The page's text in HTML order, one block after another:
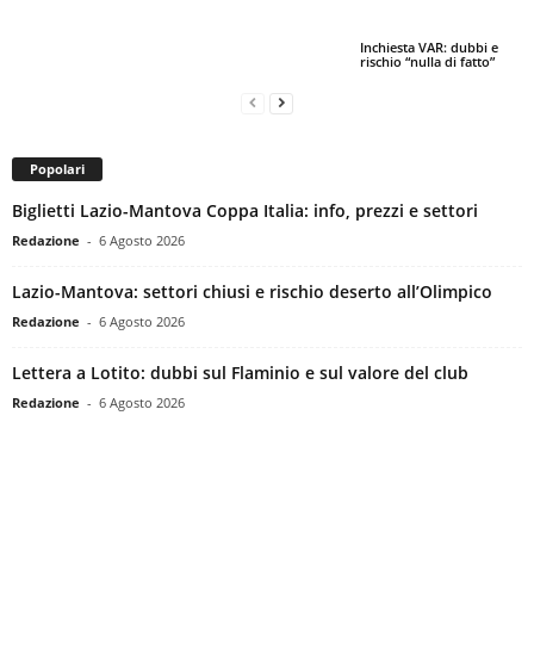
Inchiesta VAR: dubbi e
rischio “nulla di fatto”
Popolari
Biglietti Lazio-Mantova Coppa Italia: info, prezzi e settori
Redazione - 6 Agosto 2026
Lazio-Mantova: settori chiusi e rischio deserto all’Olimpico
Redazione - 6 Agosto 2026
Lettera a Lotito: dubbi sul Flaminio e sul valore del club
Redazione - 6 Agosto 2026